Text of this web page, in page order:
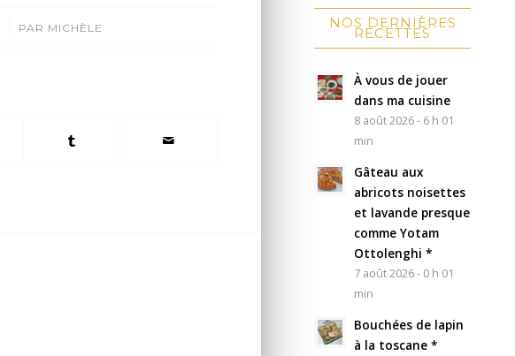
PAR MICHÈLE NOS DERNIÈRES
RECETTES
À vous de jouer
dans ma cuisine
8 août 2026 - 6 h 01
min
Gâteau aux
abricots noisettes
et lavande presque
comme Yotam
Ottolenghi *
7 août 2026 - 0 h 01
min
Bouchées de lapin
à la toscane *